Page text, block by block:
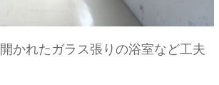
かれたガラス張りの浴室など工夫